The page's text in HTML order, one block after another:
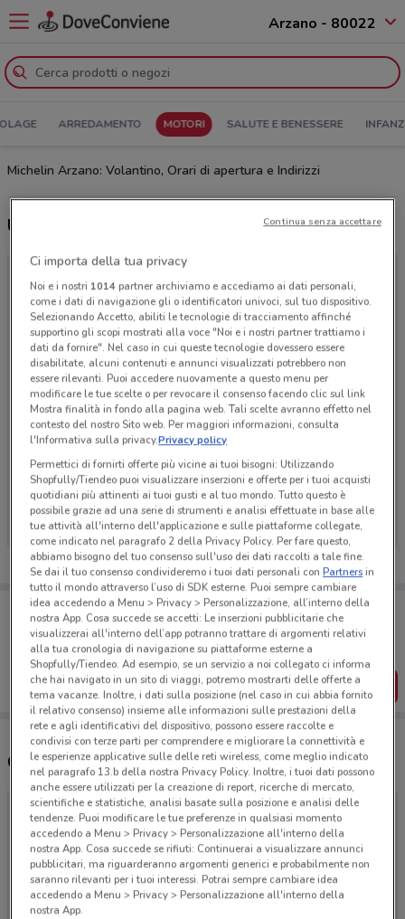
Arzano - 80022
ARREDAMENTO MOTORI SALUTE E BENESSERE
Michelin Arzano: Volantino, Orari di apertura e Indirizzi
Ultime offerte del volantino Michelin
Ci dispiace, al momento non abbiamo pubblicato
volantini nella tua zona. Riprova più tardi.
Porta DoveConviene sempre con te!
Puoi trovare le migliori offerte dei negozi vicino a te,
salvarle e creare la tua lista del risparmio, comodamente
dal tuo cellulare.
SCARICA L’APP
Concessionari Michelin nelle vicinanze
Ci importa della tua privacy
Noi e i nostri 1014partner archiviamo e accediamo ai dati personali,
come i dati di navigazione gli o identificatori univoci, sul tuo dispositivo.
Selezionando Accetto, abiliti le tecnologie di tracciamento affinché
supportino gli scopi mostrati alla voce "Noi e i nostri partner trattiamo i
dati da fornire". Nel caso in cui queste tecnologie dovessero essere
disabilitate, alcuni contenuti e annunci visualizzati potrebbero non
essere rilevanti. Puoi accedere nuovamente a questo menu per
modificare le tue scelte o per revocare il consenso facendo clic sul link
Mostra finalità in fondo alla pagina web. Tali scelte avranno effetto nel
contesto del nostro Sito web. Per maggiori informazioni, consulta
l'Informativa sulla privacy.Privacy policy
Permettici di fornirti offerte più vicine ai tuoi bisogni: Utilizzando
Shopfully/Tiendeo puoi visualizzare inserzioni e offerte per i tuoi acquisti
quotidiani più attinenti ai tuoi gusti e al tuo mondo. Tutto questo è
possibile grazie ad una serie di strumenti e analisi effettuate in base alle
tue attività all'interno dell'applicazione e sulle piattaforme collegate,
come indicato nel paragrafo 2 della Privacy Policy. Per fare questo,
abbiamo bisogno del tuo consenso sull'uso dei dati raccolti a tale fine.
Se dai il tuo consenso condivideremo i tuoi dati personali conPartnersin
tutto il mondo attraverso l’uso di SDK esterne. Puoi sempre cambiare
idea accedendo a Menu > Privacy > Personalizzazione, all’interno della
nostra App. Cosa succede se accetti: Le inserzioni pubblicitarie che
visualizzerai all'interno dell’app potranno trattare di argomenti relativi
alla tua cronologia di navigazione su piattaforme esterne a
Shopfully/Tiendeo. Ad esempio, se un servizio a noi collegato ci informa
che hai navigato in un sito di viaggi, potremo mostrarti delle offerte a
tema vacanze. Inoltre, i dati sulla posizione (nel caso in cui abbia fornito
il relativo consenso) insieme alle informazioni sulle prestazioni della
rete e agli identificativi del dispositivo, possono essere raccolte e
condivisi con terze parti per comprendere e migliorare la connettività e
le esperienze applicative sulle delle reti wireless, come meglio indicato
nel paragrafo 13.b della nostra Privacy Policy. Inoltre, i tuoi dati possono
anche essere utilizzati per la creazione di report, ricerche di mercato,
scientifiche e statistiche, analisi basate sulla posizione e analisi delle
tendenze. Puoi modificare le tue preferenze in qualsiasi momento
accedendo a Menu > Privacy > Personalizzazione all'interno della
nostra App. Cosa succede se rifiuti: Continuerai a visualizzare annunci
pubblicitari, ma riguarderanno argomenti generici e probabilmente non
saranno rilevanti per i tuoi interessi. Potrai sempre cambiare idea
accedendo a Menu > Privacy > Personalizzazione all'interno della
nostra App.
Continua senza accettare